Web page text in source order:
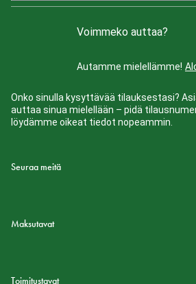
Voimmeko auttaa?
Autamme mielellämme!
Onko sinulla kysyttävää tilauksestasi?
auttaa sinua mielellään – pidä
löydämme oikeat tiedot nopeammin.
Seuraa meitä
Maksutavat
Toimitustavat